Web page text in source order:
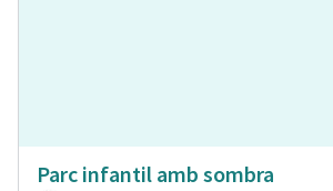
Parc infantil amb sombra